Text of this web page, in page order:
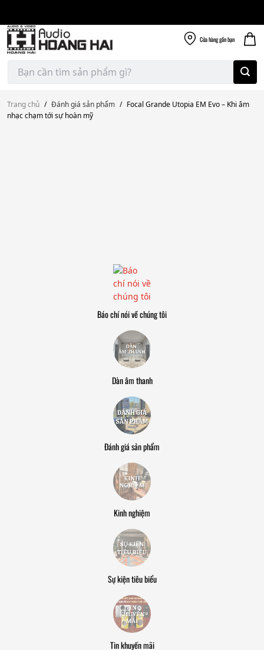
content
Cửa hànggần bạn
Tìm
kiếm:
Trang chủ / Đánh giá sản phẩm / Focal Grande Utopia EM Evo – Khi âm
nhạc chạm tới sự hoàn mỹ
Báo chí nói về chúng tôi
Dàn âm thanh
Đánh giá sản phẩm
Kinh nghiệm
Sự kiện tiêu biểu
Tin khuyến mãi